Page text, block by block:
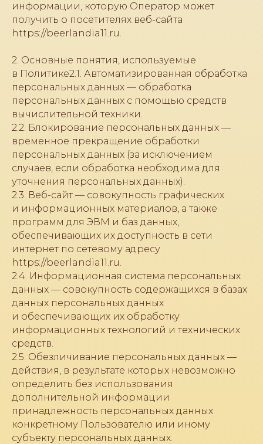
информации, которую Оператор может
получить о посетителях веб-сайта
https://beerlandia11.ru.
2. Основные понятия, используемые
в Политике2.1. Автоматизированная обработка
персональных данных — обработка
персональных данных с помощью средств
вычислительной техники.
2.2. Блокирование персональных данных —
временное прекращение обработки
персональных данных (за исключением
случаев, если обработка необходима для
уточнения персональных данных).
2.3. Веб-сайт — совокупность графических
и информационных материалов, а также
программ для ЭВМ и баз данных,
обеспечивающих их доступность в сети
интернет по сетевому адресу
https://beerlandia11.ru.
2.4. Информационная система персональных
данных — совокупность содержащихся в базах
данных персональных данных
и обеспечивающих их обработку
информационных технологий и технических
средств.
2.5. Обезличивание персональных данных —
действия, в результате которых невозможно
определить без использования
дополнительной информации
принадлежность персональных данных
конкретному Пользователю или иному
субъекту персональных данных.